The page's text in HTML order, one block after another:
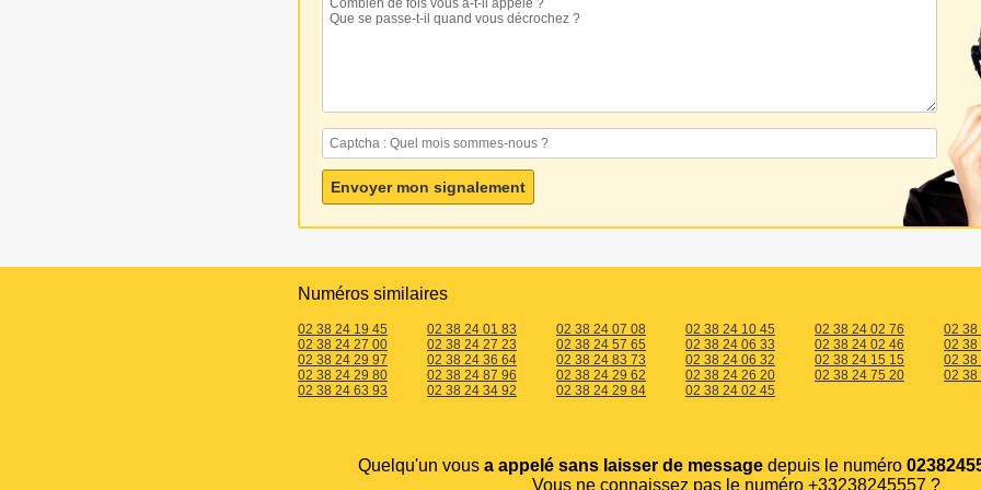
Numéros similaires
02 38 24 19 45 02 38 24 01 83 02 38 24 07 08 02 38 24 10 45 02 38 24 02 76
02 38
02 38 24 27 00
02 38 24 27 23 02 38 24 57 65 02 38 24 06 33 02 38 24 02 46
02 38
02 38 24 29 97
02 38 24 36 64 02 38 24 83 73 02 38 24 06 32 02 38 24 15 15
02 38
02 38 24 29 80
02 38 24 87 96 02 38 24 29 62 02 38 24 26 20 02 38 24 75 20
02 38
02 38 24 63 93
02 38 24 34 92 02 38 24 29 84 02 38 24 02 45
Quelqu'un vous a appelé sans laisser de message depuis le numéro
Vous ne connaissez pas le numéro +33238245557 ?